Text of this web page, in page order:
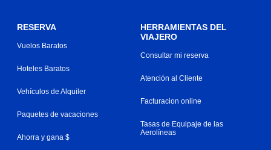
RESERVA
Vuelos Baratos
Hoteles Baratos
Vehículos de Alquiler
Paquetes de vacaciones
Ahorra y gana $
HERRAMIENTAS DEL
VIAJERO
Consultar mi reserva
Atención al Cliente
Facturacion online
Tasas de Equipaje de las
Aerolíneas